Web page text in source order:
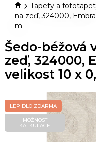
DomůTapety a
na zeď, 324000,
m
Šedo-béžová
zeď, 324000,
velikost 10 x
LEPIDLO ZDARMA
MOŽNOST
KALKULACE